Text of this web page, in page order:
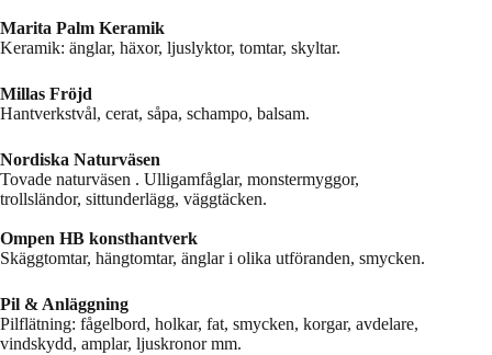
Marita Palm Keramik
Keramik: änglar, häxor, ljuslyktor, tomtar, skyltar.
Millas Fröjd
Hantverkstvål, cerat, såpa, schampo, balsam.
Nordiska Naturväsen
Tovade naturväsen . Ulligamfåglar, monstermyggor,
trollsländor, sittunderlägg, väggtäcken.
Ompen HB konsthantverk
Skäggtomtar, hängtomtar, änglar i olika utföranden, smycken.
Pil & Anläggning
Pilflätning: fågelbord, holkar, fat, smycken, korgar, avdelare,
vindskydd, amplar, ljuskronor mm.